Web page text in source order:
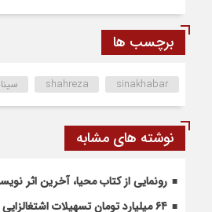
برچسب ها
shahreza sinakhabar
نوشته های مشابه
رونمایی از کتاب محیا، آخرین اثر
۶۴ میلیارد تومان تسهیلات